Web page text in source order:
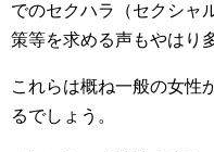
でのセクハラ（セクシャ
策等を求める声もやはり
これらは概ね一般の女性
るでしょう。